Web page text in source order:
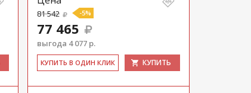
81 542 -5%
77 465
выгода 4 077 р.
КУ­ПИТЬ В ОДИН КЛИК КУПИТЬ